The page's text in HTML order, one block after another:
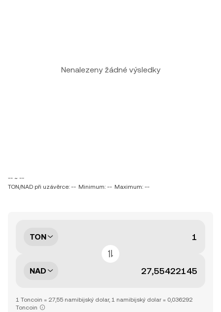
Nenalezeny žádné výsledky
-- ~ --
TON/NAD při uzávěrce: -- Minimum: -- Maximum: --
TON
NAD
1 Toncoin = 27,55 namibijský dolar, 1 namibijský dolar = 0,036292
Toncoin